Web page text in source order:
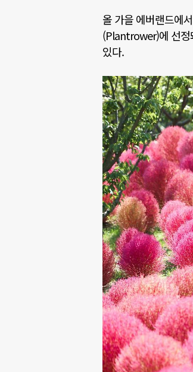
올 가을 에버랜드에
(Plantrower)에 선
있다.